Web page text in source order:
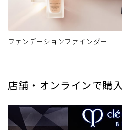
ファンデーションファインダー
店舗・オンラインで購入